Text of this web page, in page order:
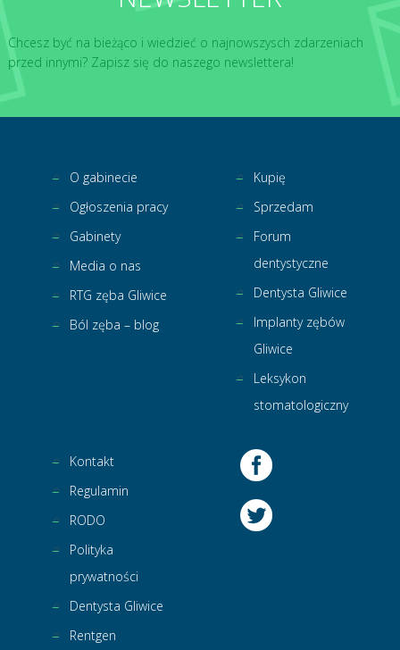
Chcesz być na bieżąco i wiedzieć o najnowszysch zdarzeniach
przed innymi? Zapisz się do naszego newslettera!
O gabinecie
Ogłoszenia pracy
Gabinety
Media o nas
RTG zęba Gliwice
Ból zęba – blog
Kupię
Sprzedam
Forum
dentystyczne
Dentysta Gliwice
Implanty zębów
Gliwice
Leksykon
stomatologiczny
Kontakt
Regulamin
RODO
Polityka
prywatności
Dentysta Gliwice
Rentgen